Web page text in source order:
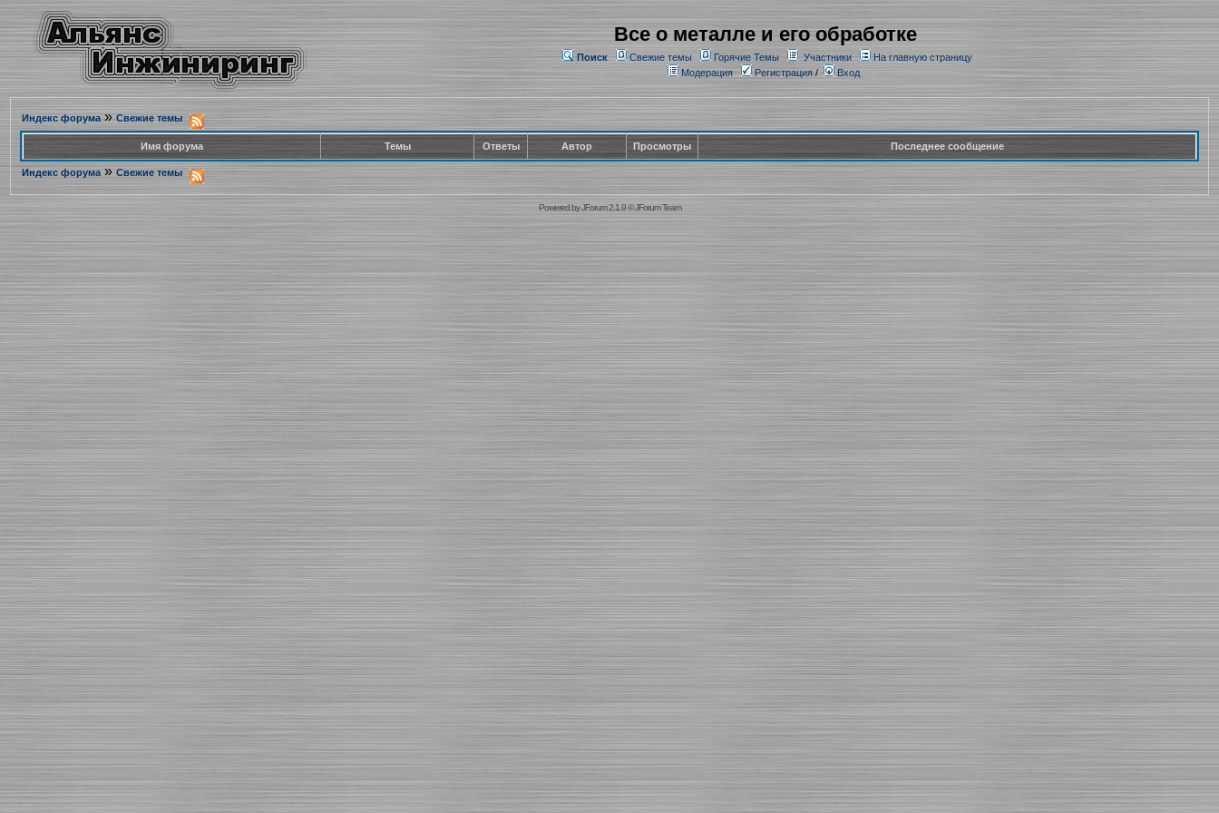
Все о металле и его обработке
Поиск Свежие темы Горячие Темы Участники
На главную страницу
Модерация
Регистрация/ Вход
Индекс форума» Свежие темы
Имя форума Темы Ответы Автор Просмотры Последнее сообщение
Индекс форума » Свежие темы
Powered byJForum 2.1.9©JForum Team